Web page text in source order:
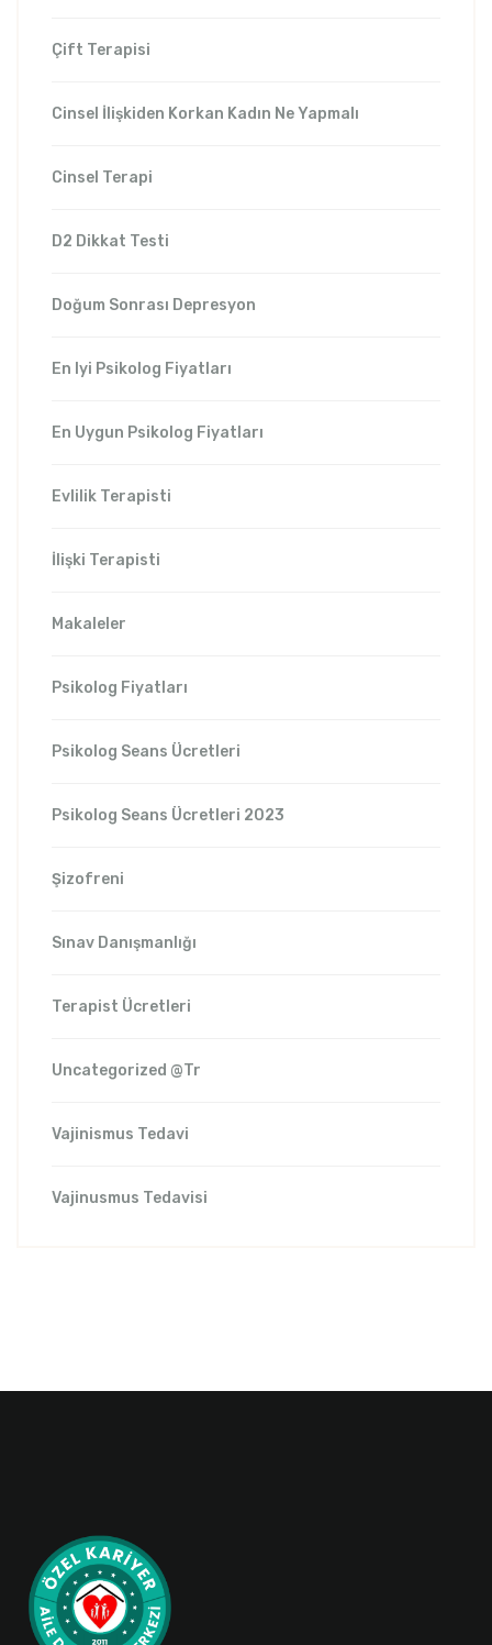
Çift Terapisi
Cinsel İlişkiden Korkan Kadın Ne Yapmalı
Cinsel Terapi
D2 Dikkat Testi
Doğum Sonrası Depresyon
En Iyi Psikolog Fiyatları
En Uygun Psikolog Fiyatları
Evlilik Terapisti
İlişki Terapisti
Makaleler
Psikolog Fiyatları
Psikolog Seans Ücretleri
Psikolog Seans Ücretleri 2023
Şizofreni
Sınav Danışmanlığı
Terapist Ücretleri
Uncategorized @tr
Vajinismus Tedavi
Vajinusmus Tedavisi